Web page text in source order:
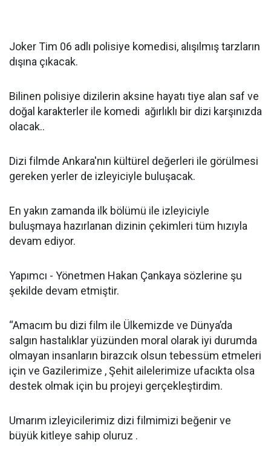
Joker Tim 06 adlı polisiye komedisi, alışılmış tarzların
dışına çıkacak.
Bilinen polisiye dizilerin aksine hayatı tiye alan saf ve
doğal karakterler ile komedi ağırlıklı bir dizi karşınızda
olacak..
Dizi filmde Ankara'nın kültürel değerleri ile görülmesi
gereken yerler de izleyiciyle buluşacak.
En yakın zamanda ilk bölümü ile izleyiciyle
buluşmaya hazırlanan dizinin çekimleri tüm hızıyla
devam ediyor.
Yapımcı - Yönetmen Hakan Çankaya sözlerine şu
şekilde devam etmiştir.
“Amacım bu dizi film ile Ülkemizde ve Dünya’da
salgın hastalıklar yüzünden moral olarak iyi durumda
olmayan insanların birazcık olsun tebessüm etmeleri
için ve Gazilerimize , Şehit ailelerimize ufacıkta olsa
destek olmak için bu projeyi gerçekleştirdim.
Umarım izleyicilerimiz dizi filmimizi beğenir ve
büyük kitleye sahip oluruz .